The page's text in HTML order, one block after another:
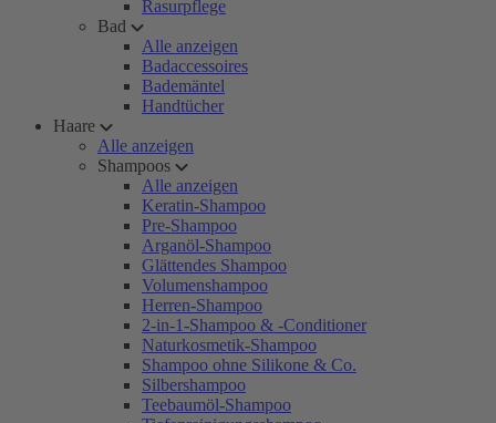
Rasurpflege
Bad
Alle anzeigen
Badaccessoires
Bademäntel
Handtücher
Haare
Alle anzeigen
Shampoos
Alle anzeigen
Keratin-Shampoo
Pre-Shampoo
Arganöl-Shampoo
Glättendes Shampoo
Volumenshampoo
Herren-Shampoo
2-in-1-Shampoo & -Conditioner
Naturkosmetik-Shampoo
Shampoo ohne Silikone & Co.
Silbershampoo
Teebaumöl-Shampoo